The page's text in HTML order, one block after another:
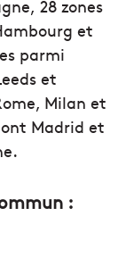
28 zones
et
parmi
et
Milan et
Madrid et
: